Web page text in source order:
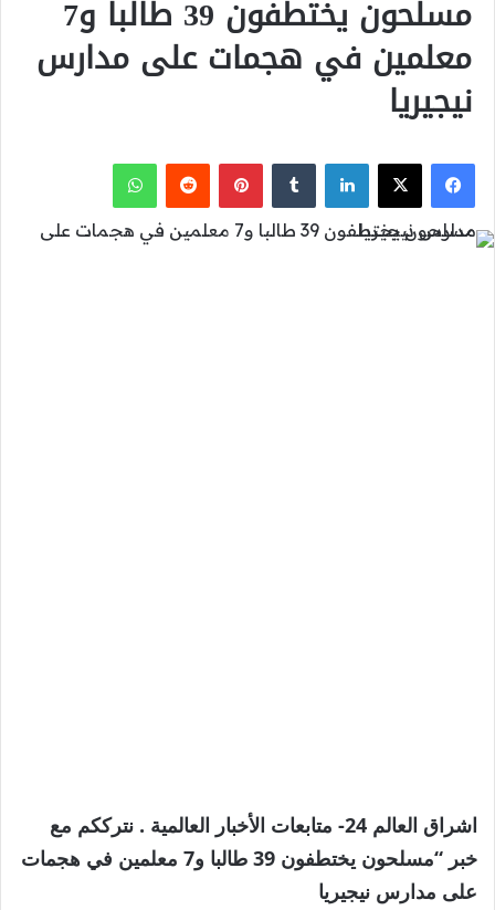
مسلحون يختطفون 39 طالبا و7
معلمين في هجمات على مدارس
نيجيريا
فيسبوك
‫X لينكدإن بينتيريست واتساب
اشراق العالم 24- متابعات الأخبار العالمية . نترككم مع
خبر “مسلحون يختطفون 39 طالبا و7 معلمين في هجمات
على مدارس نيجيريا